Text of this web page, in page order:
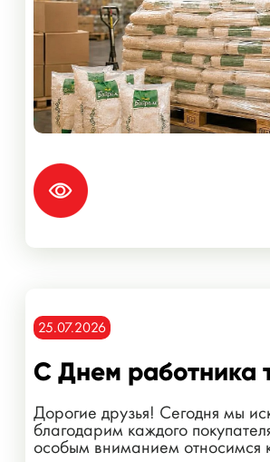
25.07.2026
С Днем работника
Дорогие друзья! Сегодня мы
благодарим каждого
особым вниманием